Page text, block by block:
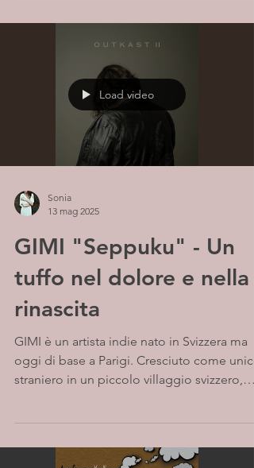
Load video
Sonia
13 mag 2025
GIMI "Seppuku" - Un
tuffo nel dolore e nella
rinascita
GIMI è un artista indie nato in Svizzera ma
oggi di base a Parigi. Cresciuto come unico
straniero in un piccolo villaggio svizzero,